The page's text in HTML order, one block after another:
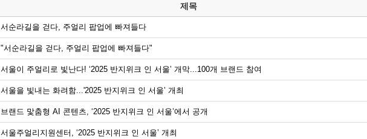
제목
서순라길을 걷다, 주얼리 팝업에 빠져들다
"서순라길을 걷다, 주얼리 팝업에 빠져들다"
서울이 주얼리로 빛난다! ‘2025 반지위크 인 서울’ 개막...100개 브랜드 참여
서울을 빛내는 화려함...'2025 반지위크 인 서울’ 개최
브랜드 맟춤형 AI 콘텐츠, ‘2025 반지위크 인 서울’에서 공개
서울주얼리지원센터, ‘2025 반지위크 인 서울’ 개최